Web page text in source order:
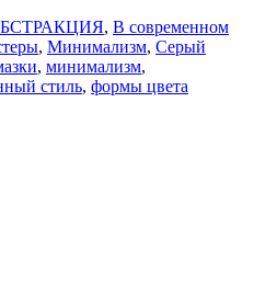
, В современном
, Минимализм, Серый
, минимализм,
стиль, формы цвета